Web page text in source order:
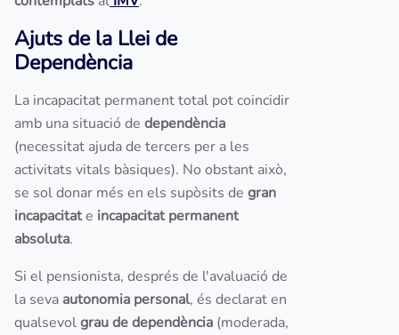
Ajuts de la Llei de
Dependència
La incapacitat permanent total pot coincidir
amb una situació de dependència
(necessitat ajuda de tercers per a les
activitats vitals bàsiques). No obstant això,
se sol donar més en els supòsits de gran
incapacitate incapacitat permanent
absoluta.
Si el pensionista, després de l'avaluació de
la seva autonomia personal, és declarat en
qualsevolgrau de dependència (moderada,